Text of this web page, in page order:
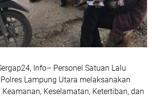
Info– Personel Satuan Lalu
Lampung Utara melaksanakan
Keselamatan, Ketertiban, dan